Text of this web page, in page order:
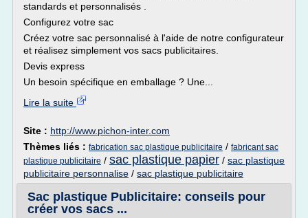
standards et personnalisés .
Configurez votre sac
Créez votre sac personnalisé à l'aide de notre configurateur
et réalisez simplement vos sacs publicitaires.
Devis express
Un besoin spécifique en emballage ? Une...
Lire la suite
Site : http://www.pichon-inter.com
Thèmes liés : fabrication sac plastique publicitaire / fabricant sac
plastique publicitaire / sac plastique papier / sac plastique
publicitaire personnalise / sac plastique publicitaire
Sac plastique Publicitaire: conseils pour
créer vos sacs ...